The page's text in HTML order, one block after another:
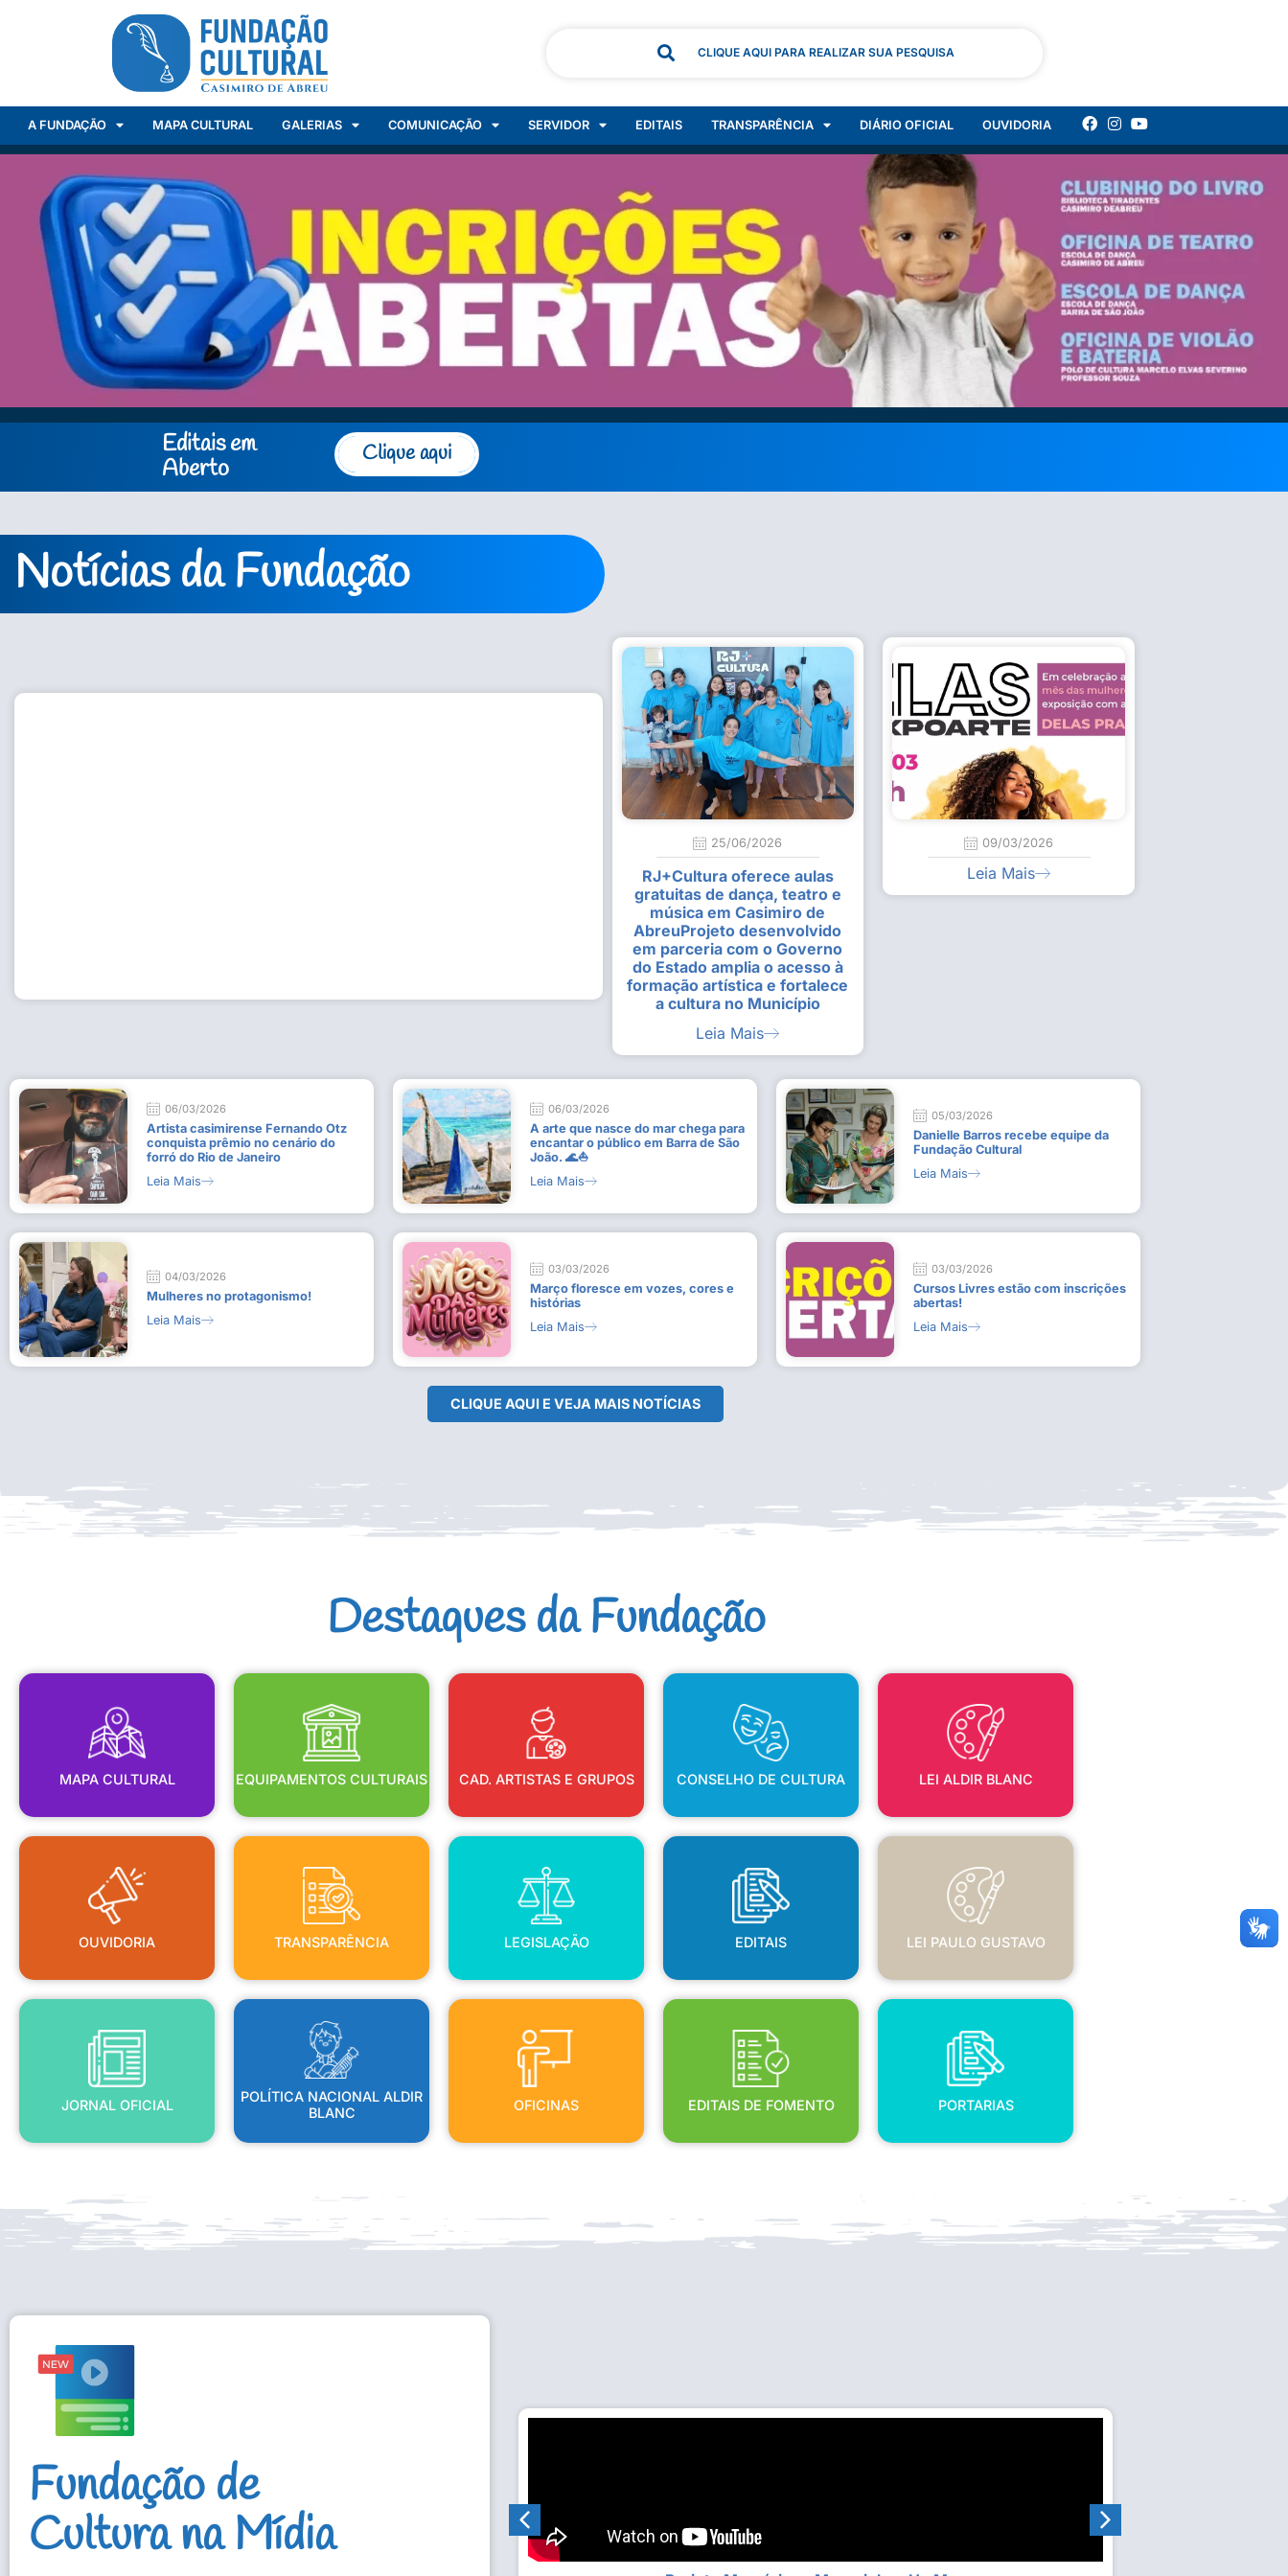
CLIQUE AQUI PARA REALIZAR SUA PESQUISA
A FUNDAÇÃO MAPA CULTURAL GALERIAS COMUNICAÇÃO SERVIDOR EDITAIS TRANSPARÊNCIA DIÁRIO OFICIAL OUVIDORIA
Editais em
Aberto
Clique aqui
Notícias da Fundação
Estudantes vivenciam experiência artística em visita guiada à exposição “Em
Busca do Divino”, em Rio Dourado
9 de julho de 2026
Leia Mais
25/06/2026
RJ+Cultura oferece aulas
gratuitas de dança, teatro e
música em Casimiro de
AbreuProjeto desenvolvido
em parceria com o Governo
do Estado amplia o acesso à
formação artística e fortalece
a cultura no Município
Leia Mais
09/03/2026
Leia Mais
06/03/2026
Artista casimirense Fernando Otz
conquista prêmio no cenário do
forró do Rio de Janeiro
Leia Mais
06/03/2026
A arte que nasce do mar chega para
encantar o público em Barra de São
João. 🌊⛵
Leia Mais
05/03/2026
Danielle Barros recebe equipe da
Fundação Cultural
Leia Mais
04/03/2026
Mulheres no protagonismo!
Leia Mais
03/03/2026
Março floresce em vozes, cores e
histórias
Leia Mais
03/03/2026
Cursos Livres estão com inscrições
abertas!
Leia Mais
CLIQUE AQUI E VEJA MAIS NOTÍCIAS
Destaques da Fundação
MAPA CULTURAL
MAPA CULTURAL
EQUIPAMENTOS CULTURAIS
EQUIPAMENTOS CULTURAIS
CAD. ARTISTAS E GRUPOS
CAD. ARTISTAS E GRUPOS
CONSELHO DE CULTURA
CONSELHO DE CULTURA
LEI ALDIR BLANC
LEI ALDIR BLANC
OUVIDORIA
OUVIDORIA
TRANSPARÊNCIA
TRANSPARÊNCIA
LEGISLAÇÃO
LEGISLAÇÃO
EDITAIS
EDITAIS
LEI PAULO GUSTAVO
LEI PAULO GUSTAVO
JORNAL OFICIAL
JORNAL OFICIAL
POLÍTICA NACIONAL ALDIR
BLANC
POLÍTICA NACIONAL ALDIR
BLANC
OFICINAS
OFICINAS
EDITAIS DE FOMENTO
EDITAIS DE FOMENTO
PORTARIAS
PORTARIAS
Fundação de
Cultura na Mídia